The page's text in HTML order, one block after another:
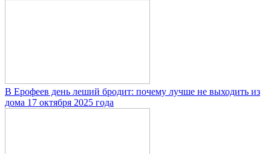
В Ерофеев день леший бродит: почему лучше не выходить из
дома 17 октября 2025 года